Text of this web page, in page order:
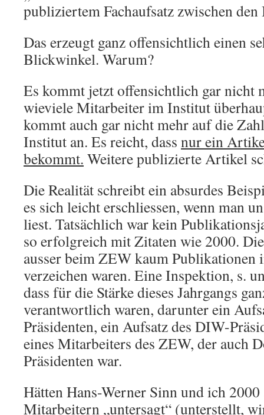
publiziertem Fachaufsatz zwischen
Das erzeugt ganz offensichtlich einen
Blickwinkel. Warum?
Es kommt jetzt offensichtlich gar nicht
wieviele Mitarbeiter im Institut
kommt auch gar nicht mehr auf die
Institut an. Es reicht, dass nur ein
bekommt. Weitere publizierte Artikel
Die Realität schreibt ein absurdes
es sich leicht erschliessen, wenn man
liest. Tatsächlich war kein
so erfolgreich mit Zitaten wie 2000.
ausser beim ZEW kaum Publikationen
verzeichen waren. Eine Inspektion, s.
dass für die Stärke dieses Jahrgangs
verantwortlich waren, darunter ein
Präsidenten, ein Aufsatz des DIW-
eines Mitarbeiters des ZEW, der auch
Präsidenten war.
Hätten Hans-Werner Sinn und ich 2000
Mitarbeitern „untersagt“ (unterstellt,